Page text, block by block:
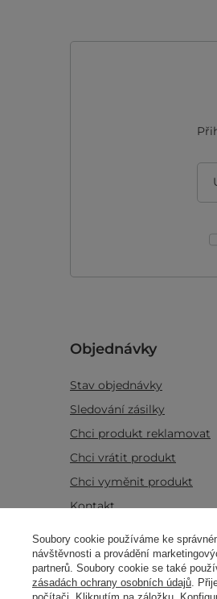
Objednávky
Stav objednávky
Sledování zásilky
Chci produkt reklamovat
Chci vrátit produkt
Chci vyměnit produkt
Kontakt
Informace o
Real customers
reviews
4.8/ 5.0
Soubory cookie používáme ke
návštěvnosti a provádění
partnerů. Soubory cookie se také
zásadách ochrany osobních údajů.